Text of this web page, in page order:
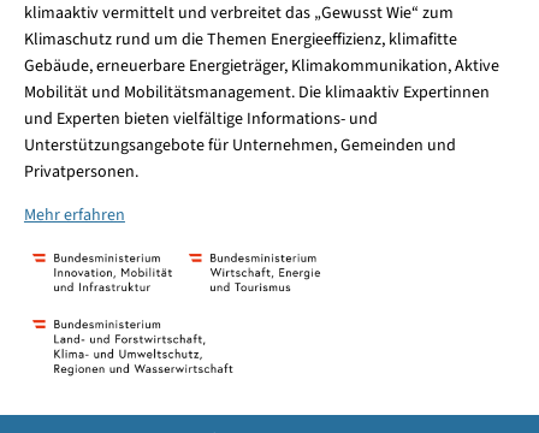
klimaaktiv vermittelt und verbreitet das „Gewusst Wie“ zum
Klimaschutz rund um die Themen Energieeffizienz, klimafitte
Gebäude, erneuerbare Energieträger, Klimakommunikation, Aktive
Mobilität und Mobilitätsmanagement. Die klimaaktiv Expertinnen
und Experten bieten vielfältige Informations- und
Unterstützungsangebote für Unternehmen, Gemeinden und
Privatpersonen.
Mehr erfahren